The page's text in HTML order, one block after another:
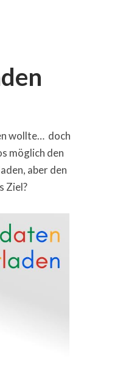
wollte… doch
möglich den
aber den
Ziel?